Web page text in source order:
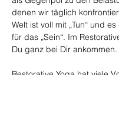
denen wir täglich
Welt ist voll mit „Tun“ und
für das „Sein“. Im
Du ganz bei Dir ankommen.
Restorative Yoga hat viele